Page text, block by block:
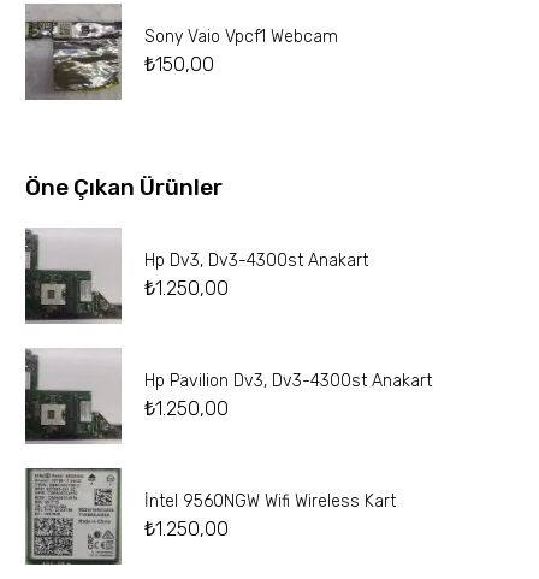
Sony Vaio Vpcf1 Webcam
₺150,00
Öne Çıkan Ürünler
Hp Dv3, Dv3-4300st Anakart
₺1.250,00
Hp Pavilion Dv3, Dv3-4300st Anakart
₺1.250,00
İntel 9560NGW Wifi Wireless Kart
₺1.250,00